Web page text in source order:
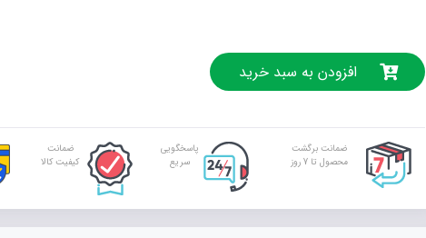
افزودن به سبد خرید
ضمانت برگشت
محصول تا 7 روز
پاسخگویی
سریع
ضمانت
کیفیت کالا